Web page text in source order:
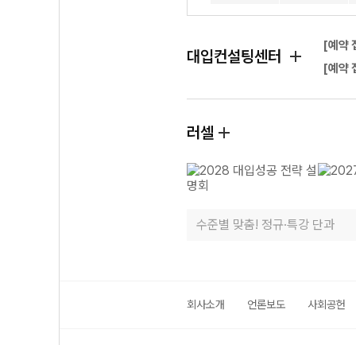
대입컨설팅센터
[예약
[예약
러셀
수준별 맞춤! 정규·특강 단과
회사소개 언론보도 사회공헌